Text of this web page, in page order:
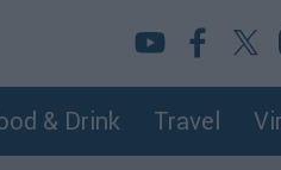
& Drink Travel